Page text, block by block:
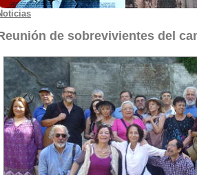
de sobrevivientes del